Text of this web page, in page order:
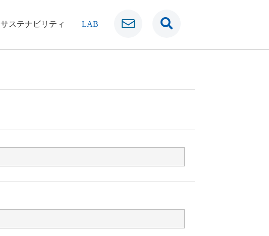
サステナビリティ LAB